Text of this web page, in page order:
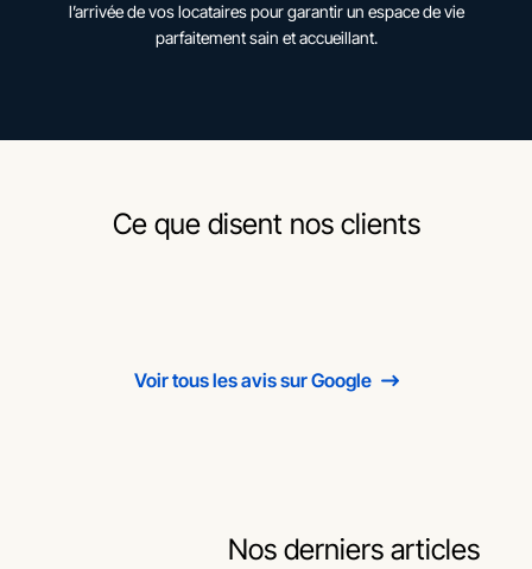
l’arrivée de vos locataires pour garantir un espace de vie
parfaitement sain et accueillant.
Ce que disent nos clients
Voir tous les avis sur Google
Nos derniers articles